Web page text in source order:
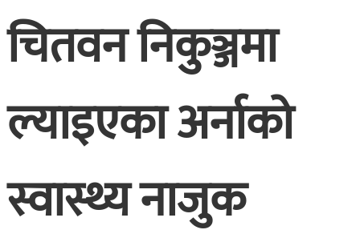
चितवन निकुञ्जमा
ल्याइएका अर्नाको
स्वास्थ्य नाजुक